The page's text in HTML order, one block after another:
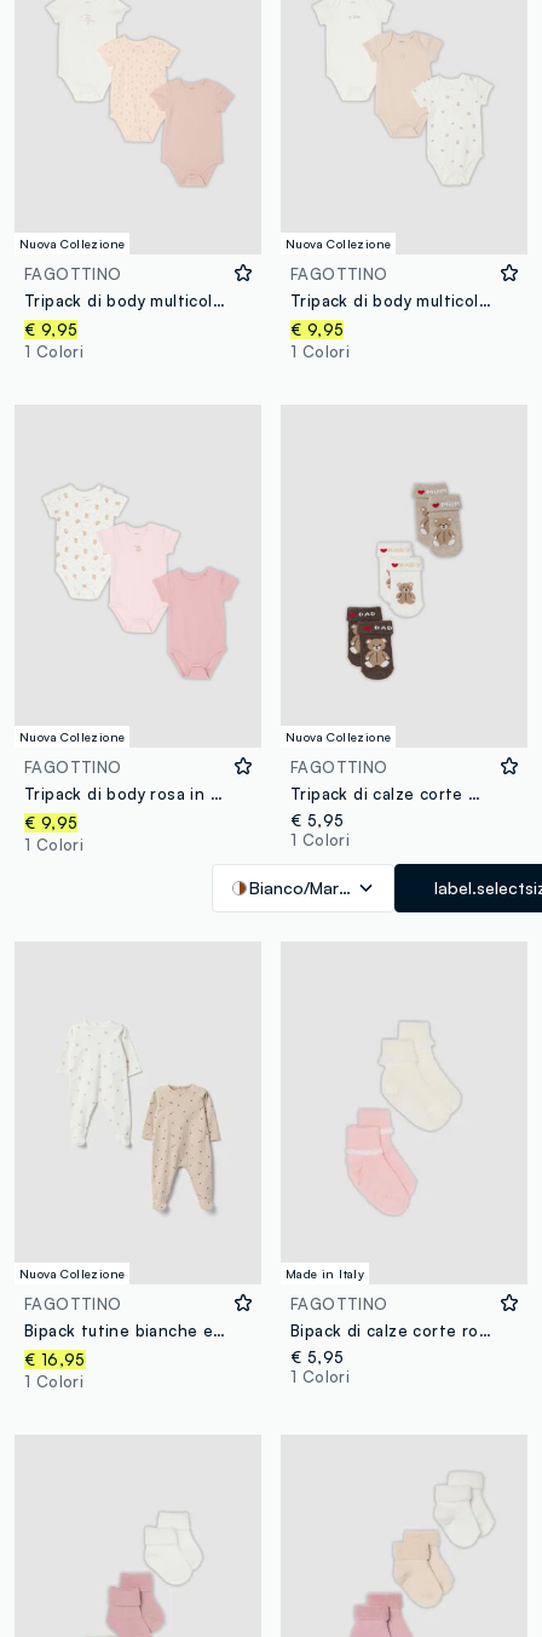
Nuova Collezione
FAGOTTINO
Tripack di body multicolor in puro cotone organico per neonata
€ 9,95
1 Colori
Nuova Collezione
FAGOTTINO
Tripack di body multicolor in puro cotone organico con stampe per neonati
€ 9,95
1 Colori
Nuova Collezione
FAGOTTINO
Tripack di body rosa in puro cotone organico per neonata
€ 9,95
1 Colori
Nuova Collezione
FAGOTTINO
Tripack di calze corte multicolor in misto cotone organico con stampe orsetti per neonati
€ 5,95
1 Colori
Bianco/Marrone
Nuova Collezione
FAGOTTINO
Bipack tutine bianche e beige in puro cotone organico stampato
€ 16,95
1 Colori
Made in Italy
FAGOTTINO
Bipack di calze corte rosa e bianco con bordo volant per neonata
€ 5,95
1 Colori